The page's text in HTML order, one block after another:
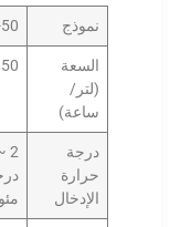
نموذج
السعة
(لتر/
ساعة)
50
درجة
حرارة
الإدخال